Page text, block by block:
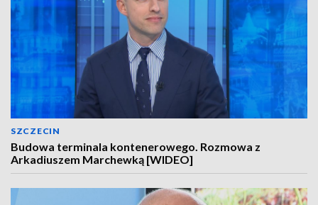
SZCZECIN
Budowa terminala kontenerowego. Rozmowa z
Arkadiuszem Marchewką [WIDEO]